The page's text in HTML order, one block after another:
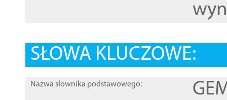
SŁOWA KLUCZOWE:
Nazwa słownika podstawowego: